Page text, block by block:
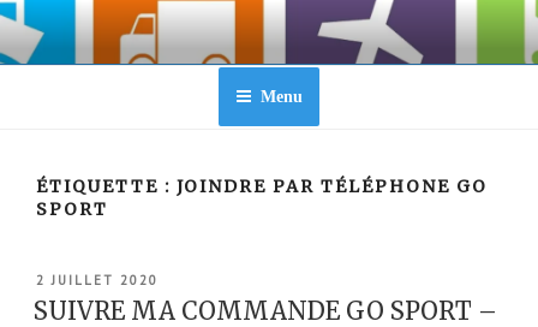
Aller
contenu
Menu
ÉTIQUETTE : JOINDRE PAR TÉLÉPHONE GO
SPORT
PUBLIÉ
LE
2 JUILLET 2020
SUIVRE MA COMMANDE GO SPORT –